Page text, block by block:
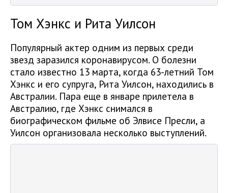
Том Хэнкс и Рита Уилсон
Популярный актер одним из первых среди
звезд заразился коронавирусом. О болезни
стало известно 13 марта, когда 63-летний Том
Хэнкс и его супруга, Рита Уилсон, находились в
Австралии. Пара еще в январе прилетела в
Австралию, где Хэнкс снимался в
биографическом фильме об Элвисе Пресли, а
Уилсон организовала несколько выступлений.